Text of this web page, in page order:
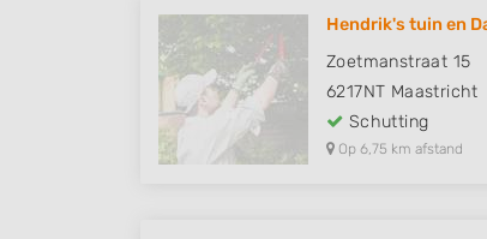
Hendrik's tuin en
Zoetmanstraat 15
6217NT Maastricht
Schutting
Op 6,75 km afstand